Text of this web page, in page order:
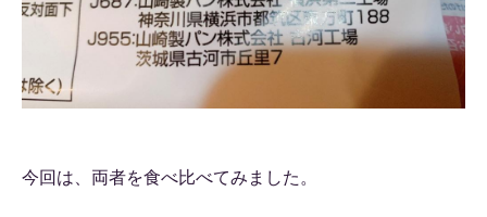
今回は、両者を食べ比べてみました。